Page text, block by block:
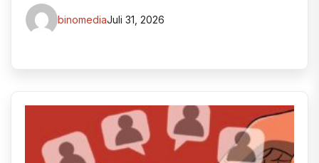
binomediaJuli 31, 2026